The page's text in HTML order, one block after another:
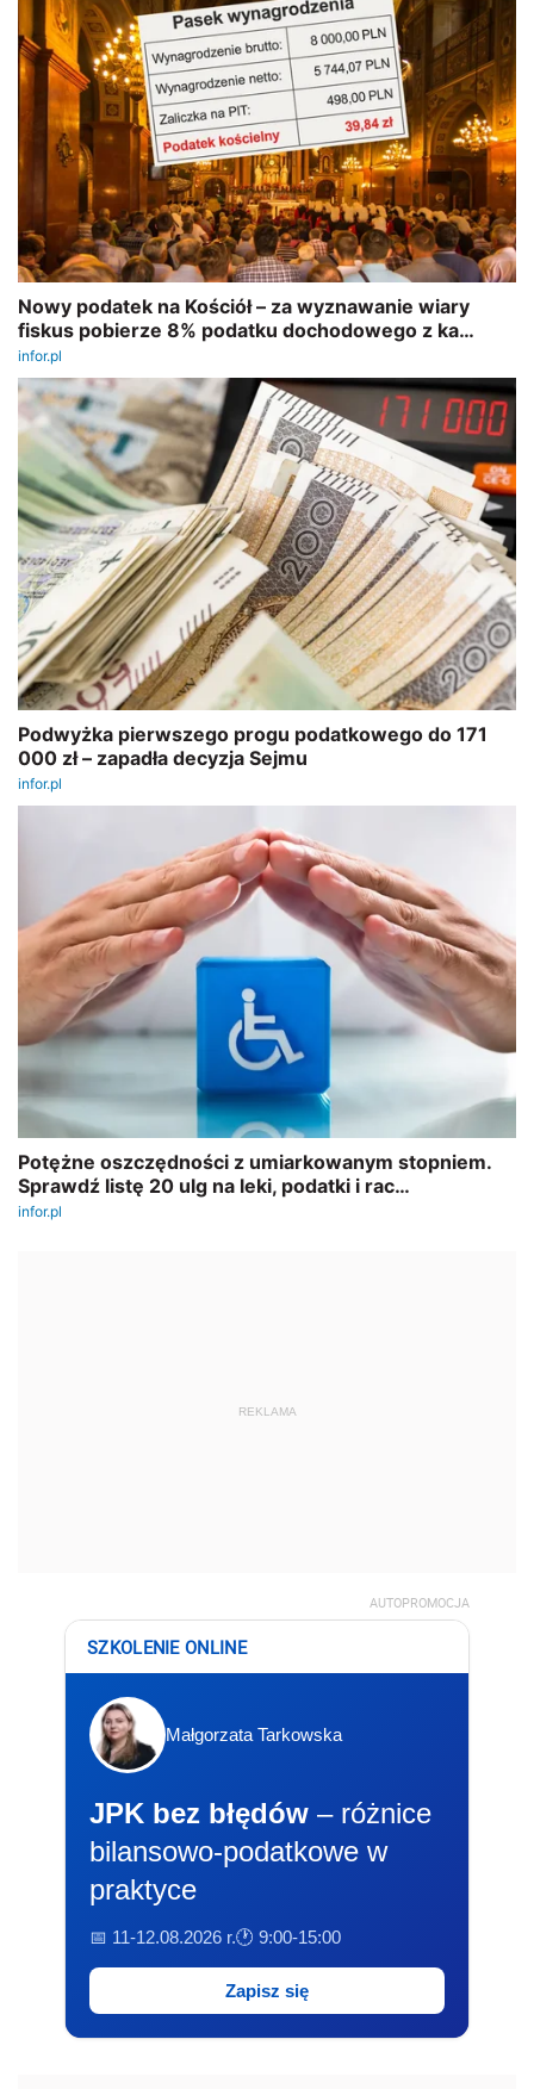
REKLAMA
AUTOPROMOCJA
SZKOLENIE ONLINE
Małgorzata Tarkowska
JPK bez błędów – różnice
bilansowo-podatkowe w
praktyce
📅 11-12.08.2026 r.🕐 9:00-15:00
Zapisz się